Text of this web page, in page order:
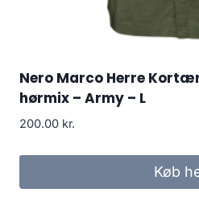
Nero Marco Herre
hørmix – Army – L
200.00 kr.
Køb